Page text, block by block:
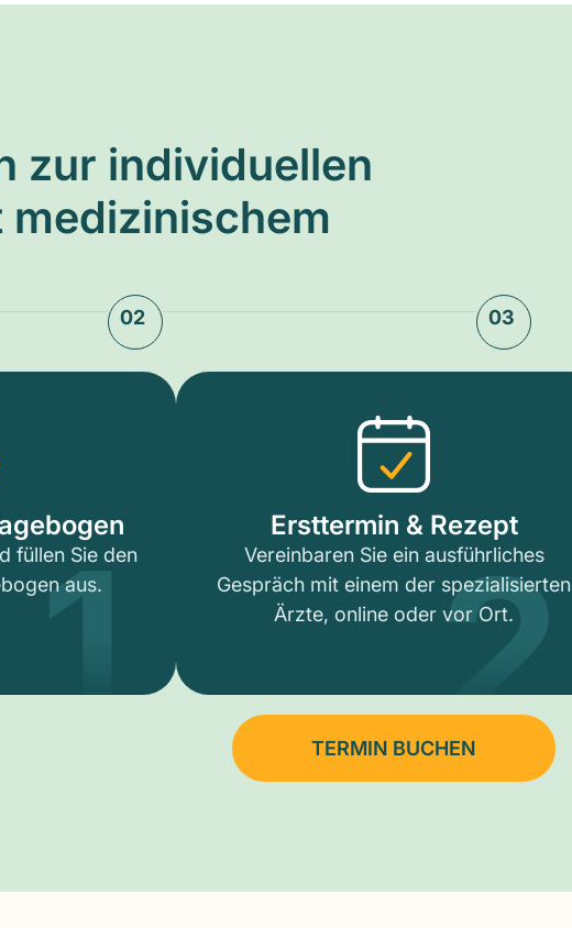
zur individuellen
02 03
füllen Sie den
aus.
1 Ersttermin & Rezept
Vereinbaren Sie ein ausführliches
Gespräch mit einem der spezialisierten
Ärzte, online oder vor Ort.
2
TERMIN BUCHEN